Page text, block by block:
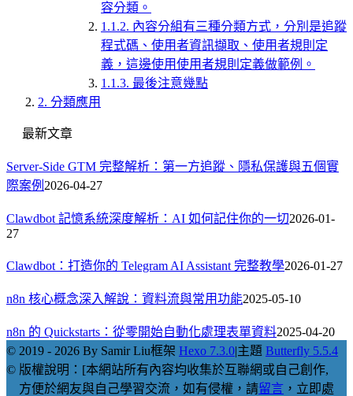
容分類。
1.1.2. 內容分組有三種分類方式，分別是追蹤
程式碼、使用者資訊擷取、使用者規則定
義，這邊使用使用者規則定義做範例。
1.1.3. 最後注意幾點
2. 分類應用
最新文章
Server-Side GTM 完整解析：第一方追蹤、隱私保護與五個實
際案例 2026-04-27
Clawdbot 記憶系統深度解析：AI 如何記住你的一切2026-01-
27
Clawdbot：打造你的 Telegram AI Assistant 完整教學2026-01-27
n8n 核心概念深入解說：資料流與常用功能2025-05-10
n8n 的 Quickstarts：從零開始自動化處理表單資料2025-04-20
© 2019 - 2026 By Samir Liu框架 Hexo 7.3.0|主題 Butterfly 5.5.4
© 版權說明：[本網站所有內容均收集於互聯網或自己創作,
方便於網友與自己學習交流，如有侵權，請留言 ，立即處